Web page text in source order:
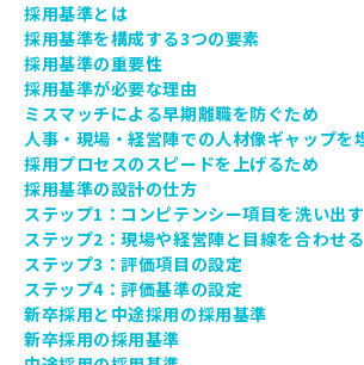
採用基準とは
採用基準を構成する3つの要素
採用基準の重要性
採用基準が必要な理由
ミスマッチによる早期離職を防ぐため
人事・現場・経営陣での人材像ギャップを
採用プロセスのスピードを上げるため
採用基準の設計の仕方
ステップ1：コンピテンシー項目を洗い出す
ステップ2：現場や経営陣と目線を合わせる
ステップ3：評価項目の設定
ステップ4：評価基準の設定
新卒採用と中途採用の採用基準
新卒採用の採用基準